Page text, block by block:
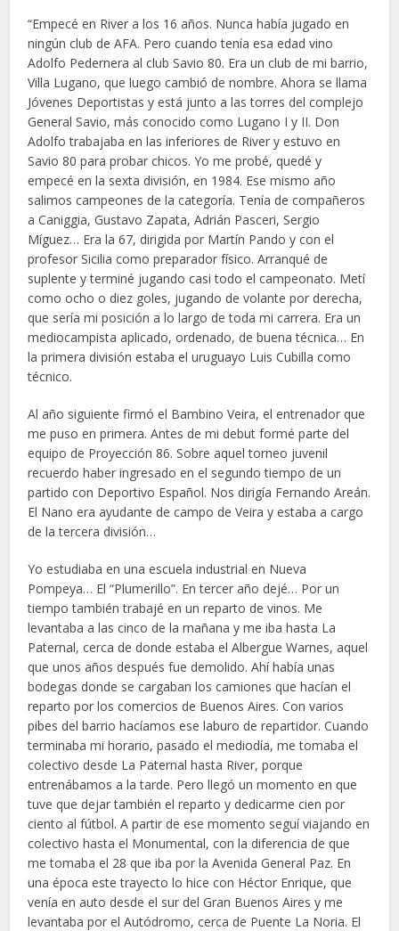
“Empecé en River a los 16 años. Nunca había jugado en
ningún club de AFA. Pero cuando tenía esa edad vino
Adolfo Pedernera al club Savio 80. Era un club de mi barrio,
Villa Lugano, que luego cambió de nombre. Ahora se llama
Jóvenes Deportistas y está junto a las torres del complejo
General Savio, más conocido como Lugano I y II. Don
Adolfo trabajaba en las inferiores de River y estuvo en
Savio 80 para probar chicos. Yo me probé, quedé y
empecé en la sexta división, en 1984. Ese mismo año
salimos campeones de la categoría. Tenía de compañeros
a Caniggia, Gustavo Zapata, Adrián Pasceri, Sergio
Míguez… Era la 67, dirigida por Martín Pando y con el
profesor Sicilia como preparador físico. Arranqué de
suplente y terminé jugando casi todo el campeonato. Metí
como ocho o diez goles, jugando de volante por derecha,
que sería mi posición a lo largo de toda mi carrera. Era un
mediocampista aplicado, ordenado, de buena técnica… En
la primera división estaba el uruguayo Luis Cubilla como
técnico.
Al año siguiente firmó el Bambino Veira, el entrenador que
me puso en primera. Antes de mi debut formé parte del
equipo de Proyección 86. Sobre aquel torneo juvenil
recuerdo haber ingresado en el segundo tiempo de un
partido con Deportivo Español. Nos dirigía Fernando Areán.
El Nano era ayudante de campo de Veira y estaba a cargo
de la tercera división…
Yo estudiaba en una escuela industrial en Nueva
Pompeya… El “Plumerillo”. En tercer año dejé… Por un
tiempo también trabajé en un reparto de vinos. Me
levantaba a las cinco de la mañana y me iba hasta La
Paternal, cerca de donde estaba el Albergue Warnes, aquel
que unos años después fue demolido. Ahí había unas
bodegas donde se cargaban los camiones que hacían el
reparto por los comercios de Buenos Aires. Con varios
pibes del barrio hacíamos ese laburo de repartidor. Cuando
terminaba mi horario, pasado el mediodía, me tomaba el
colectivo desde La Paternal hasta River, porque
entrenábamos a la tarde. Pero llegó un momento en que
tuve que dejar también el reparto y dedicarme cien por
ciento al fútbol. A partir de ese momento seguí viajando en
colectivo hasta el Monumental, con la diferencia de que
me tomaba el 28 que iba por la Avenida General Paz. En
una época este trayecto lo hice con Héctor Enrique, que
venía en auto desde el sur del Gran Buenos Aires y me
levantaba por el Autódromo, cerca de Puente La Noria. El